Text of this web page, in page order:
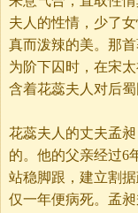
夫人的性情，少了
真而泼辣的美。那
为阶下囚时，在宋
含着花蕊夫人对后蜀
花蕊夫人的丈夫孟
的。他的父亲经过6
站稳脚跟，建立割
仅一年便病死。孟